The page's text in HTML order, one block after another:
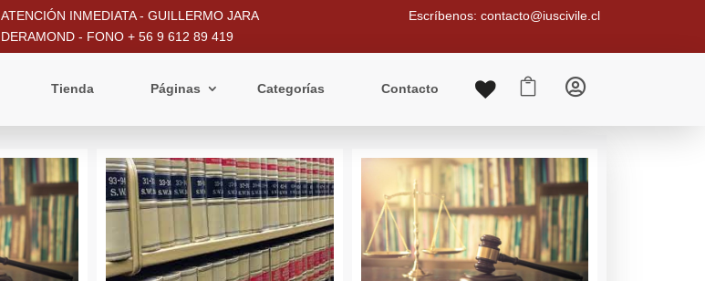
ATENCIÓN INMEDIATA - GUILLERMO JARA
DERAMOND - FONO + 56 9 612 89 419
Escríbenos: contacto@iuscivile.cl
Tienda Páginas Categorías Contacto  